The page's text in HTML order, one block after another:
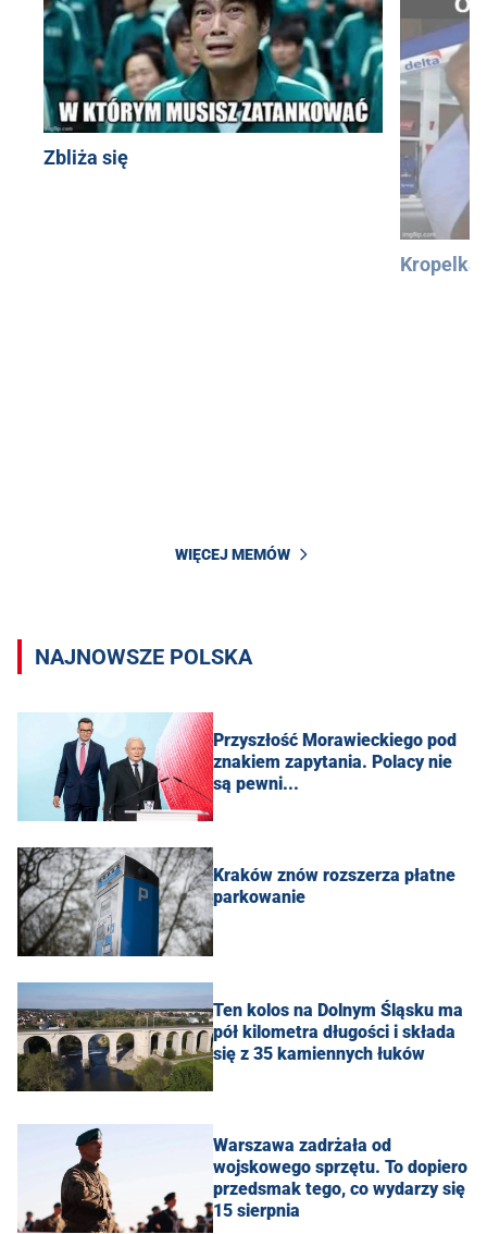
Zbliża się
Kropelka
WIĘCEJ MEMÓW
NAJNOWSZE POLSKA
Przyszłość Morawieckiego pod
znakiem zapytania. Polacy nie
są pewni...
Kraków znów rozszerza płatne
parkowanie
Ten kolos na Dolnym Śląsku ma
pół kilometra długości i składa
się z 35 kamiennych łuków
Warszawa zadrżała od
wojskowego sprzętu. To dopiero
przedsmak tego, co wydarzy się
15 sierpnia